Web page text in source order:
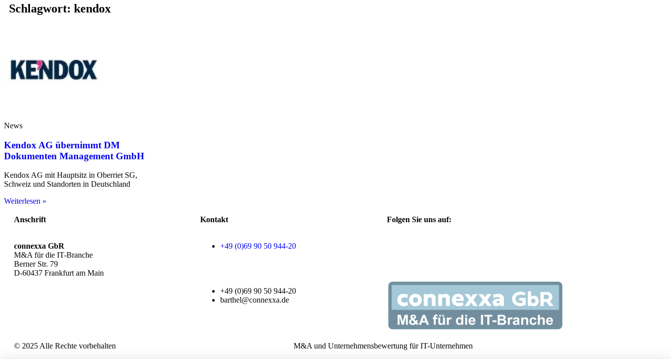
Schlagwort: kendox
News
Kendox AG übernimmt DM
Dokumenten Management GmbH
Kendox AG mit Hauptsitz in Oberriet SG,
Schweiz und Standorten in Deutschland
Weiterlesen »
Anschrift
connexxa GbR
M&A für die IT-Branche
Berner Str. 79
D-60437 Frankfurt am Main
Kontakt
+49 (0)69 90 50 944-20
+49 (0)69 90 50 944-20
barthel@connexxa.de
Folgen Sie uns auf:
© 2025 Alle Rechte vorbehalten M&A und Unternehmensbewertung für IT-Unternehmen